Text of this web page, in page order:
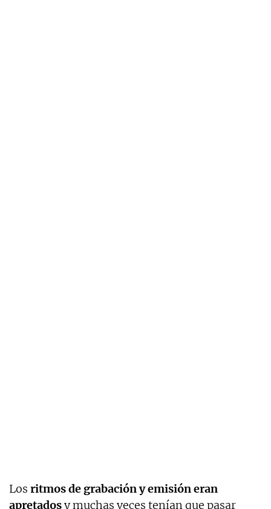
Los ritmos de grabación y emisión eran
apretadosy muchas veces tenían que pasar